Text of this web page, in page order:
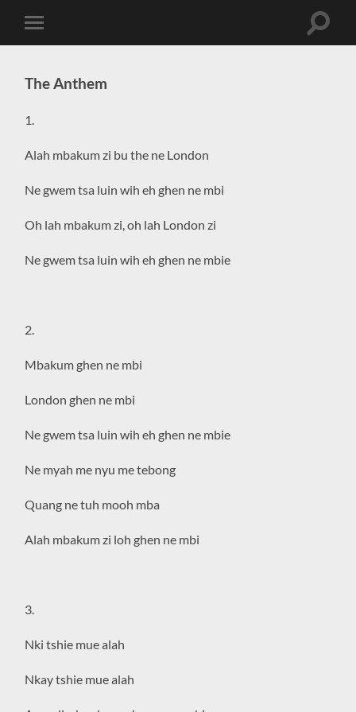
Toggle
mobile
Toggle
The Anthem
1.
Alah mbakum zi bu the ne London
Ne gwem tsa luin wih eh ghen ne mbi
Oh lah mbakum zi, oh lah London zi
Ne gwem tsa luin wih eh ghen ne mbie
2.
Mbakum ghen ne mbi
London ghen ne mbi
Ne gwem tsa luin wih eh ghen ne mbie
Ne myah me nyu me tebong
Quang ne tuh mooh mba
Alah mbakum zi loh ghen ne mbi
3.
Nki tshie mue alah
Nkay tshie mue alah